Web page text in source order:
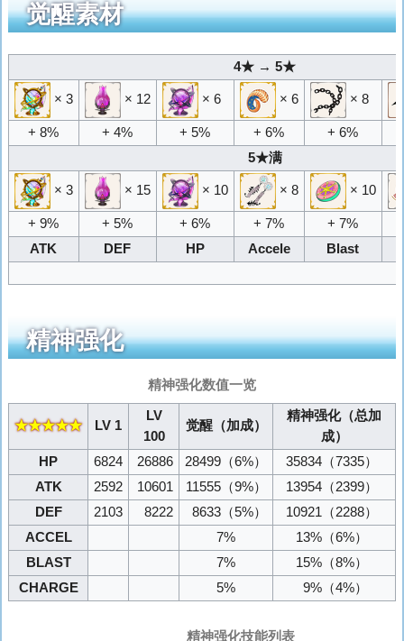
觉醒素材
4★ → 5★
× 3 × 12 × 6 × 6 × 8
+ 8% + 4% + 5% + 6%
+ 6%
5★满
× 3 × 15 × 10 × 8 × 10
+ 9% + 5% + 6% + 7%
+ 7%
ATK
DEF HP Accele Blast
精神强化
精神强化数值一览
★★★★★ LV 1
LV
100
觉醒（加成）
精神强化（总加
成）
HP
6824 26886 28499 （6%） 35834 （7335）
ATK
2592 10601 11555 （9%） 13954 （2399）
DEF
2103 8222 8633 （5%） 10921 （2288）
ACCEL
7% 13% （6%）
BLAST
7% 15% （8%）
CHARGE
5% 9% （4%）
精神强化技能列表